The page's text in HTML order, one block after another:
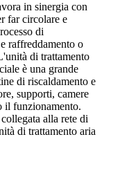
in sinergia con
far circolare e
di
raffreddamento o
di trattamento
è una grande
di riscaldamento e
supporti, camere
il funzionamento.
alla rete di
di trattamento aria